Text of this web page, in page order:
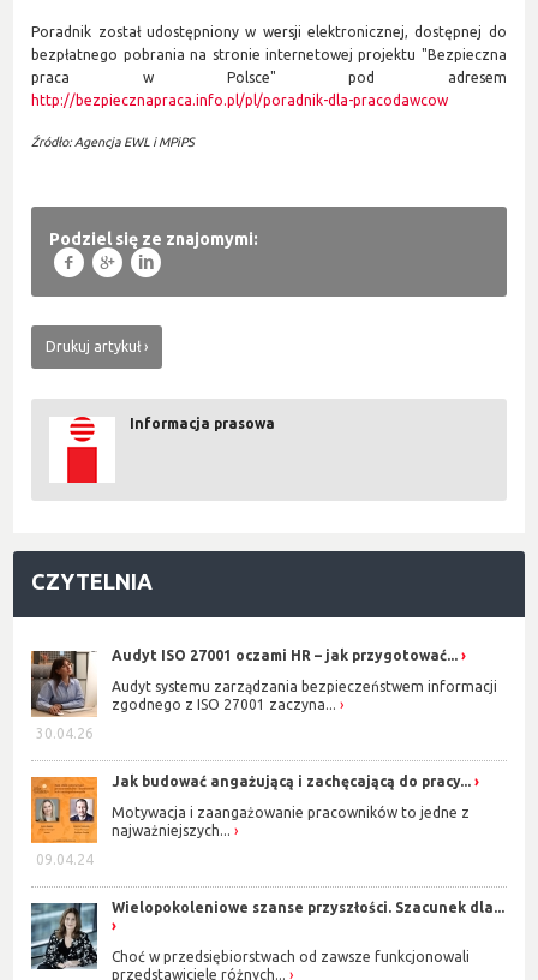
Poradnik został udostępniony w wersji elektronicznej, dostępnej do
bezpłatnego pobrania na stronie internetowej projektu "Bezpieczna
praca w Polsce" pod adresem
http://bezpiecznapraca.info.pl/pl/poradnik-dla-pracodawcow
Źródło: Agencja EWL i MPiPS
Podziel się ze znajomymi:
f g l
Drukuj artykuł
Informacja prasowa
CZYTELNIA
30.04.26
Audyt ISO 27001 oczami HR – jak przygotować...
Audyt systemu zarządzania bezpieczeństwem informacji
zgodnego z ISO 27001 zaczyna...
09.04.24
Jak budować angażującą i zachęcającą do pracy...
Motywacja i zaangażowanie pracowników to jedne z
najważniejszych...
Wielopokoleniowe szanse przyszłości. Szacunek dla...
Choć w przedsiębiorstwach od zawsze funkcjonowali
przedstawiciele różnych...